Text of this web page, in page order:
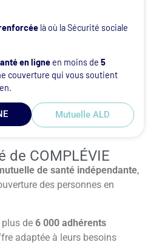
là où la Sécurité sociale
en ligneen moins de 5
couverture qui vous soutient
Mutuelle ALD
de COMPLÉVIE
de santé indépendante,
des personnes en
de 6 000 adhérents
adaptée à leurs besoins